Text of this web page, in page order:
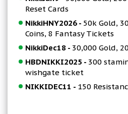
Reset Cards
NikkiHNY2026 - 50k Gold,
Coins, 8 Fantasy Tickets
NikkiDec18 - 30,000 Gold,
HBDNIKKI2025 - 300
wishgate ticket
NIKKIDEC11 - 150